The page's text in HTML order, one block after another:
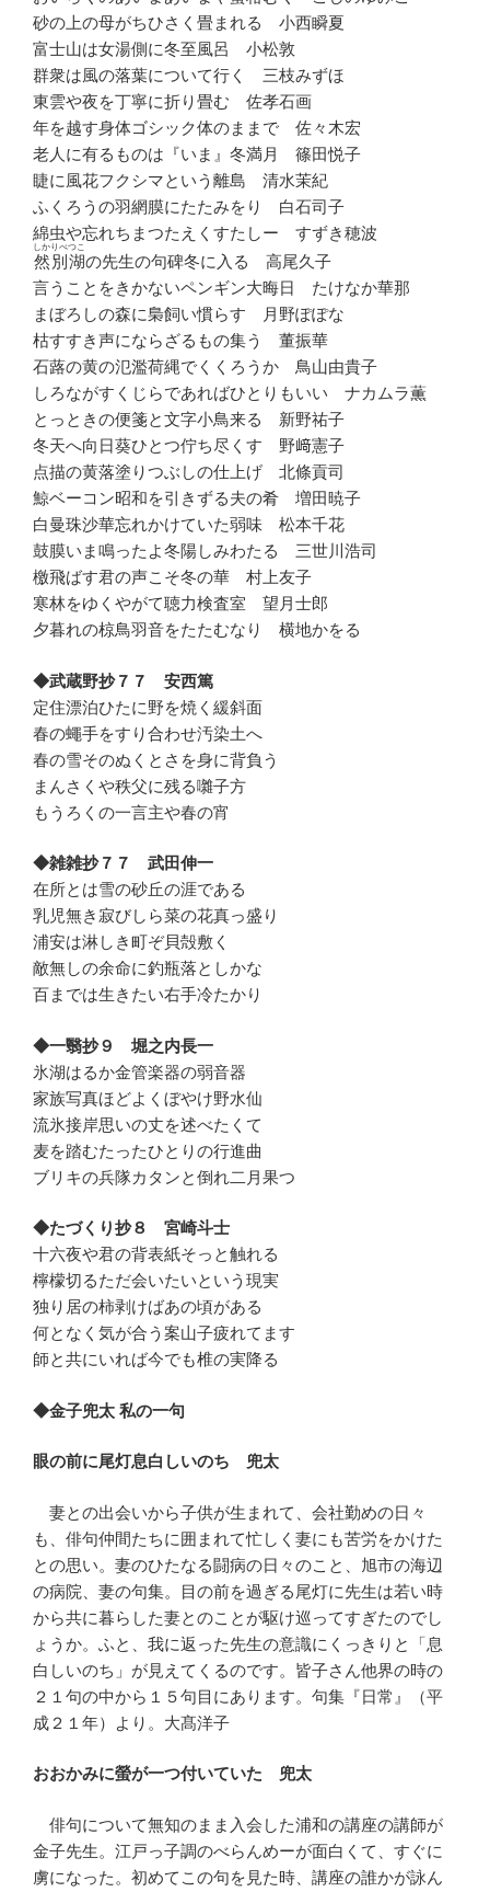
砂の上の母がちひさく畳まれる 小西瞬夏
富士山は女湯側に冬至風呂 小松敦
群衆は風の落葉について行く 三枝みずほ
東雲や夜を丁寧に折り畳む 佐孝石画
年を越す身体ゴシック体のままで 佐々木宏
老人に有るものは『いま』冬満月 篠田悦子
睫に風花フクシマという離島 清水茉紀
ふくろうの羽網膜にたたみをり 白石司子
綿虫や忘れちまつたえくすたしー すずき穂波
然別湖
しかりべつこ
の先生の句碑冬に入る 高尾久子
言うことをきかないペンギン大晦日 たけなか華那
まぼろしの森に梟飼い慣らす 月野ぽぽな
枯すすき声にならざるもの集う 董振華
石蕗の黄の氾濫荷縄でくくろうか 鳥山由貴子
しろながすくじらであればひとりもいい ナカムラ薫
とっときの便箋と文字小鳥来る 新野祐子
冬天へ向日葵ひとつ佇ち尽くす 野﨑憲子
点描の黄落塗りつぶしの仕上げ 北條貢司
鯨ベーコン昭和を引きずる夫の肴 増田暁子
白曼珠沙華忘れかけていた弱味 松本千花
鼓膜いま鳴ったよ冬陽しみわたる 三世川浩司
檄飛ばす君の声こそ冬の華 村上友子
寒林をゆくやがて聴力検査室 望月士郎
夕暮れの椋鳥羽音をたたむなり 横地かをる
◆武蔵野抄７７ 安西篤
定住漂泊ひたに野を焼く緩斜面
春の蠅手をすり合わせ汚染土へ
春の雪そのぬくとさを身に背負う
まんさくや秩父に残る囃子方
もうろくの一言主や春の宵
◆雑雑抄７７ 武田伸一
在所とは雪の砂丘の涯である
乳児無き寂びしら菜の花真っ盛り
浦安は淋しき町ぞ貝殻敷く
敵無しの余命に釣瓶落としかな
百までは生きたい右手冷たかり
◆一翳抄９ 堀之内長一
氷湖はるか金管楽器の弱音器
家族写真ほどよくぼやけ野水仙
流氷接岸思いの丈を述べたくて
麦を踏むたったひとりの行進曲
ブリキの兵隊カタンと倒れ二月果つ
◆たづくり抄８ 宮崎斗士
十六夜や君の背表紙そっと触れる
檸檬切るただ会いたいという現実
独り居の柿剥けばあの頃がある
何となく気が合う案山子疲れてます
師と共にいれば今でも椎の実降る
◆金子兜太 私の一句
眼の前に尾灯息白しいのち 兜太
妻との出会いから子供が生まれて、会社勤めの日々
も、俳句仲間たちに囲まれて忙しく妻にも苦労をかけた
との思い。妻のひたなる闘病の日々のこと、旭市の海辺
の病院、妻の句集。目の前を過ぎる尾灯に先生は若い時
から共に暮らした妻とのことが駆け巡ってすぎたのでし
ょうか。ふと、我に返った先生の意識にくっきりと「息
白しいのち」が見えてくるのです。皆子さん他界の時の
２１句の中から１５句目にあります。句集『日常』（平
成２１年）より。大髙洋子
おおかみに螢が一つ付いていた 兜太
俳句について無知のまま入会した浦和の講座の講師が
金子先生。江戸っ子調のべらんめーが面白くて、すぐに
虜になった。初めてこの句を見た時、講座の誰かが詠ん